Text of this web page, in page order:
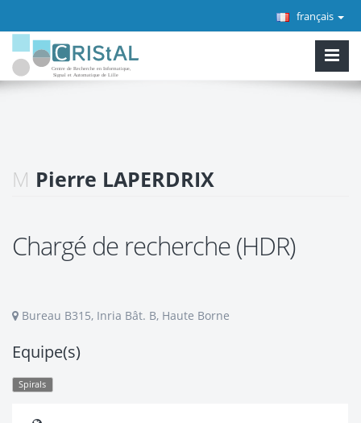
français
M Pierre LAPERDRIX
Chargé de recherche (HDR)
Bureau B315, Inria Bât. B, Haute Borne
Equipe(s)
Spirals